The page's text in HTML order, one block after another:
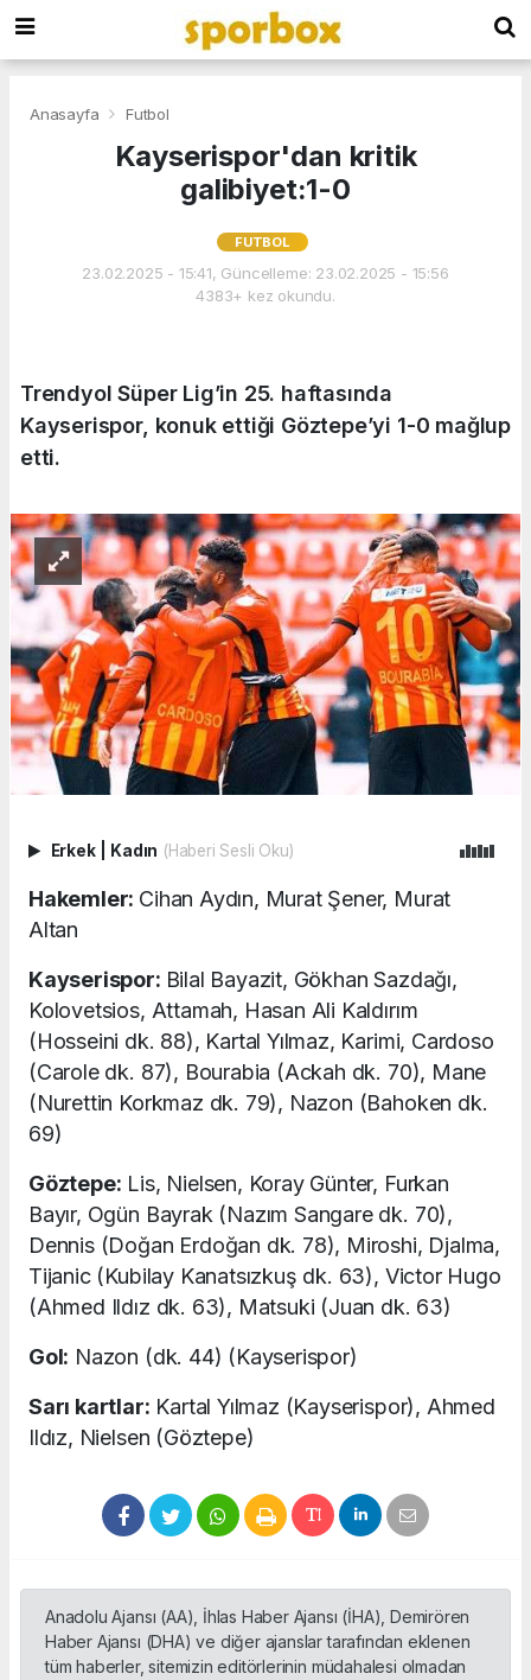
Anasayfa Futbol
Kayserispor'dan kritik
galibiyet:1-0
FUTBOL
23.02.2025 - 15:41, Güncelleme: 23.02.2025 - 15:56
4383+ kez okundu.
Trendyol Süper Lig’in 25. haftasında
Kayserispor, konuk ettiği Göztepe’yi 1-0 mağlup
etti.
Erkek Kadın (Haberi Sesli Oku)
Hakemler: Cihan Aydın, Murat Şener, Murat
Altan
Kayserispor: Bilal Bayazit, Gökhan Sazdağı,
Kolovetsios, Attamah, Hasan Ali Kaldırım
(Hosseini dk. 88), Kartal Yılmaz, Karimi, Cardoso
(Carole dk. 87), Bourabia (Ackah dk. 70), Mane
(Nurettin Korkmaz dk. 79), Nazon (Bahoken dk.
69)
Göztepe: Lis, Nielsen, Koray Günter, Furkan
Bayır, Ogün Bayrak (Nazım Sangare dk. 70),
Dennis (Doğan Erdoğan dk. 78), Miroshi, Djalma,
Tijanic (Kubilay Kanatsızkuş dk. 63), Victor Hugo
(Ahmed Ildız dk. 63), Matsuki (Juan dk. 63)
Gol: Nazon (dk. 44) (Kayserispor)
Sarı kartlar: Kartal Yılmaz (Kayserispor), Ahmed
Ildız, Nielsen (Göztepe)
Anadolu Ajansı (AA), İhlas Haber Ajansı (İHA), Demirören
Haber Ajansı (DHA) ve diğer ajanslar tarafından eklenen
tüm haberler, sitemizin editörlerinin müdahalesi olmadan